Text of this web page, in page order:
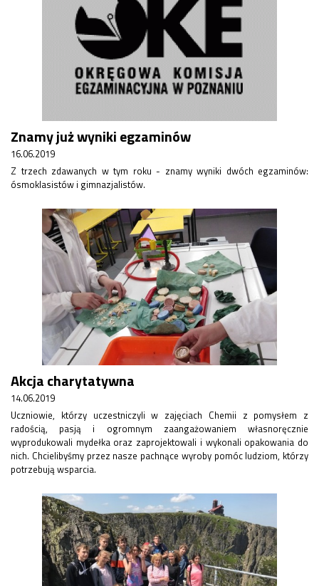
Znamy już wyniki egzaminów
16.06.2019
Z trzech zdawanych w tym roku - znamy wyniki dwóch egzaminów:
ósmoklasistów i gimnazjalistów.
Akcja charytatywna
14.06.2019
Uczniowie, którzy uczestniczyli w zajęciach Chemii z pomysłem z
radością, pasją i ogromnym zaangażowaniem własnoręcznie
wyprodukowali mydełka oraz zaprojektowali i wykonali opakowania do
nich. Chcielibyśmy przez nasze pachnące wyroby pomóc ludziom, którzy
potrzebują wsparcia.